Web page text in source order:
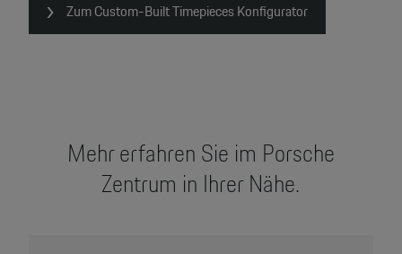
Zum Custom-Built Timepieces Konfigurator
Mehr erfahren Sie im Porsche
Zentrum in Ihrer Nähe.